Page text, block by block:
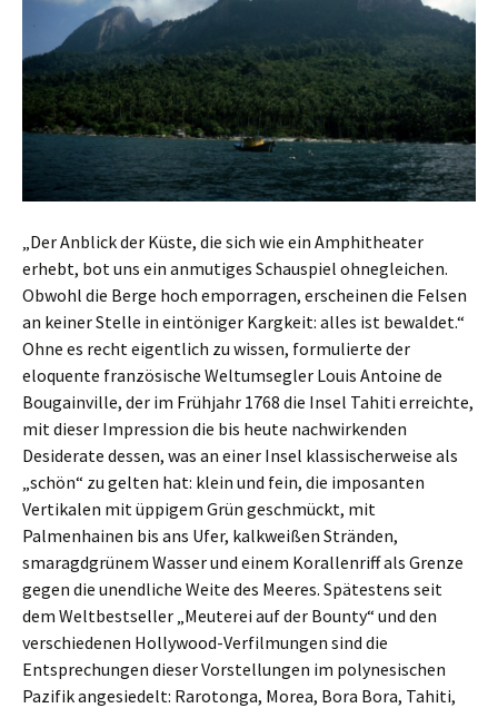
„Der Anblick der Küste, die sich wie ein Amphitheater
erhebt, bot uns ein anmutiges Schauspiel ohnegleichen.
Obwohl die Berge hoch emporragen, erscheinen die Felsen
an keiner Stelle in eintöniger Kargkeit: alles ist bewaldet.“
Ohne es recht eigentlich zu wissen, formulierte der
eloquente französische Weltumsegler Louis Antoine de
Bougainville, der im Frühjahr 1768 die Insel Tahiti erreichte,
mit dieser Impression die bis heute nachwirkenden
Desiderate dessen, was an einer Insel klassischerweise als
„schön“ zu gelten hat: klein und fein, die imposanten
Vertikalen mit üppigem Grün geschmückt, mit
Palmenhainen bis ans Ufer, kalkweißen Stränden,
smaragdgrünem Wasser und einem Korallenriff als Grenze
gegen die unendliche Weite des Meeres. Spätestens seit
dem Weltbestseller „Meuterei auf der Bounty“ und den
verschiedenen Hollywood-Verfilmungen sind die
Entsprechungen dieser Vorstellungen im polynesischen
Pazifik angesiedelt: Rarotonga, Morea, Bora Bora, Tahiti,